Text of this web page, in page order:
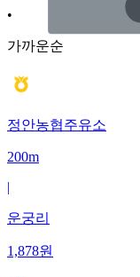
•
가까운순
정안농협주유소
200m
|
운궁리
1,878원